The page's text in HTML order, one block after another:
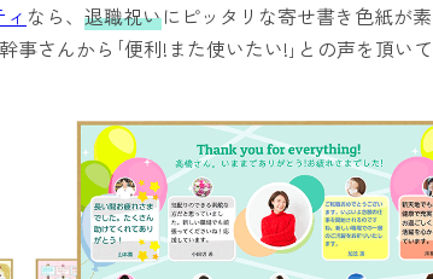
なら、 退職祝いにピッタリな寄せ書き色紙が
事さんから｢便利!また使いたい!｣ との声を頂い